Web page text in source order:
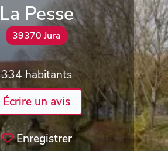
La Pesse
39370 Jura
334 habitants
Écrire un avis
Enregistrer